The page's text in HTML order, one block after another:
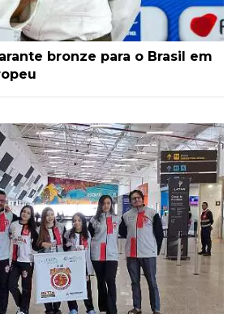
bronze para o Brasil em